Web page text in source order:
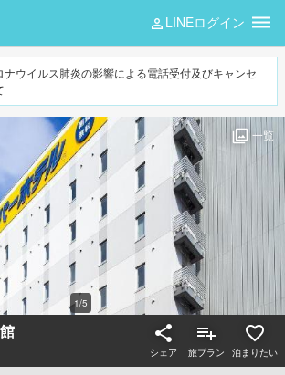
LINEログイン
ナウイルス肺炎の影響による電話受付及びキャンセ
1/5
一覧
シェア 旅プラン 泊まりたい